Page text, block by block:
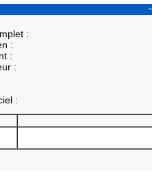
:
:
:
:
: